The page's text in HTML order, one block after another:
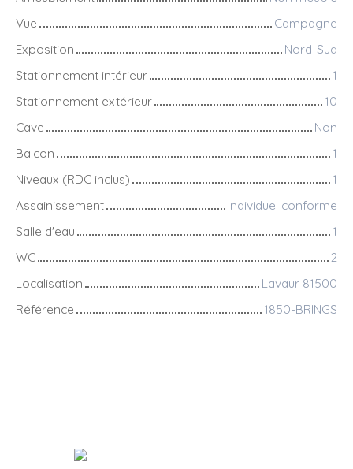
Vue
Campagne
Exposition
Nord-Sud
Stationnement intérieur
1
Stationnement extérieur
10
Cave
Non
Balcon
1
Niveaux (RDC inclus)
1
Assainissement
Individuel conforme
Salle d'eau
1
WC
2
Localisation
Lavaur 81500
Référence
1850-BRINGS